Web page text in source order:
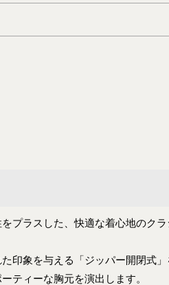
プラスした、快適な着心地のクラ
印象を与える「ジッパー開閉式」
ティーな胸元を演出します。